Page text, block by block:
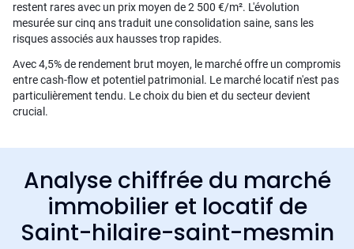
restent rares avec un prix moyen de 2 500 €/m². L'évolution
mesurée sur cinq ans traduit une consolidation saine, sans les
risques associés aux hausses trop rapides.
Avec 4,5% de rendement brut moyen, le marché offre un compromis
entre cash-flow et potentiel patrimonial. Le marché locatif n'est pas
particulièrement tendu. Le choix du bien et du secteur devient
crucial.
Analyse chiffrée du marché
immobilier et locatif de
Saint-hilaire-saint-mesmin